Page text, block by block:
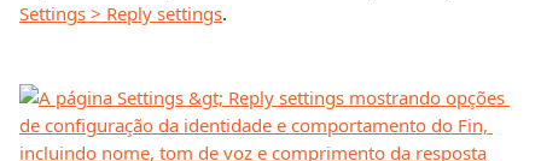
Settings > Reply settings.